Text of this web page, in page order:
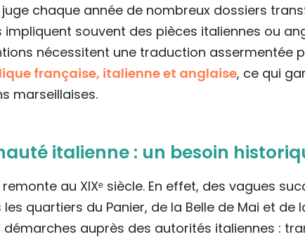
chaque année de nombreux dossiers
souvent des pièces italiennes ou
nécessitent une traduction assermentée
française, italienne et anglaise, ce qui
marseillaises.
italienne : un besoin
au XIXᵉ siècle. En effet, des vagues
quartiers du Panier, de la Belle de Mai et de
auprès des autorités italiennes :